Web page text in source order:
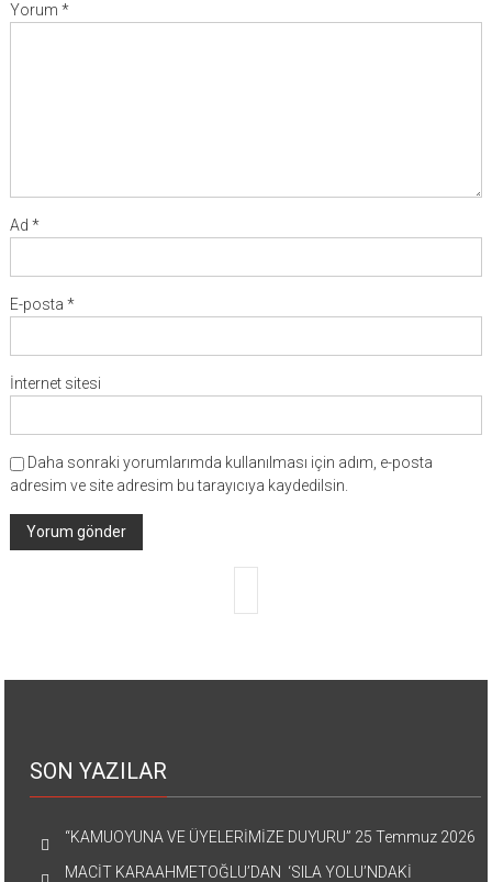
Yorum *
Ad *
E-posta *
İnternet sitesi
Daha sonraki yorumlarımda kullanılması için adım, e-posta
adresim ve site adresim bu tarayıcıya kaydedilsin.
SON YAZILAR
“KAMUOYUNA VE ÜYELERİMİZE DUYURU” 25 Temmuz 2026
MACİT KARAAHMETOĞLU’DAN ‘SILA YOLU’NDAKİ